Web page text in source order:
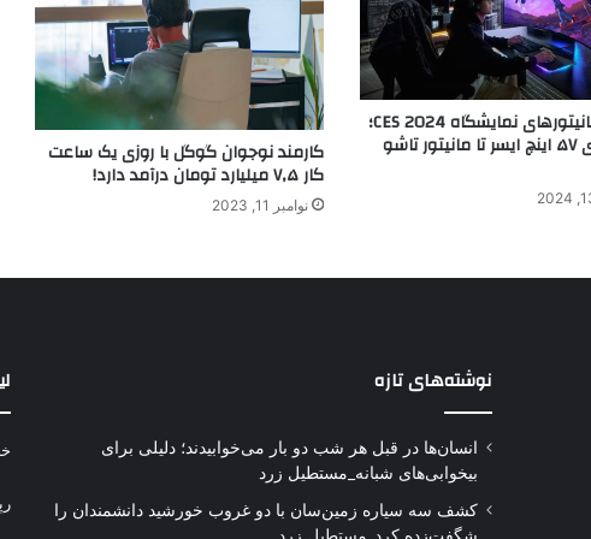
بهترین مانیتورهای نمایشگاه CES 2024؛
از هیولای ۵۷ اینچ ایسر تا مانیتور تاشو کارمند نوجوان گوگل با روزی یک ساعت
کار ۷٫۵ میلیارد تومان درآمد دارد!
نوامبر 11, 2023
نوشته‌های تازه
انسان‌ها در قبل هر شب دو بار می‌خوابیدند؛ دلیلی برای
بیخوابی‌های شبانه_مستطیل زرد
کشف سه سیاره زمین‌سان با دو غروب خورشید دانشمندان را
شگفت‌زده کرد_مستطیل زرد